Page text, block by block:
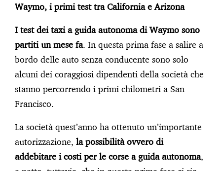
Waymo, i primi test tra California e Arizona
I test dei taxi a guida autonoma di Waymo sono
partiti un mese fa. In questa prima fase a salire a
bordo delle auto senza conducente sono solo
alcuni dei coraggiosi dipendenti della società che
stanno percorrendo i primi chilometri a San
Francisco.
La società quest’anno ha ottenuto un’importante
autorizzazione, la possibilità ovvero di
addebitare i costi per le corse a guida autonoma,